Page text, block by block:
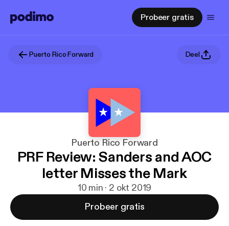
Probeer gratis
Puerto Rico Forward Deel
Puerto Rico Forward
PRF Review: Sanders and AOC
letter Misses the Mark
10 min · 2 okt 2019
Probeer gratis